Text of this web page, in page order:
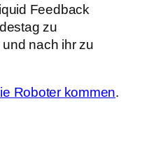
Feedback
zu
nach ihr zu
Roboter kommen.